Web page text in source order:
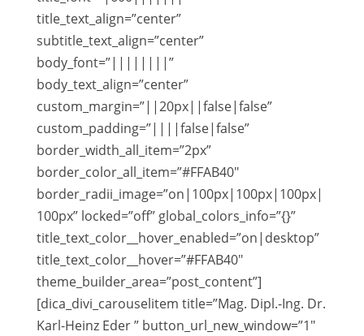
title_text_align=”center”
subtitle_text_align=”center”
body_font=”||||||||”
body_text_align=”center”
custom_margin=”||20px||false|false”
custom_padding=”||||false|false”
border_width_all_item=”2px”
border_color_all_item=”#FFAB40″
border_radii_image=”on|100px|100px|100px|
100px” locked=”off” global_colors_info=”{}”
title_text_color__hover_enabled=”on|desktop”
title_text_color__hover=”#FFAB40″
theme_builder_area=”post_content”]
[dica_divi_carouselitem title=”Mag. Dipl.-Ing. Dr.
Karl-Heinz Eder ” button_url_new_window=”1″